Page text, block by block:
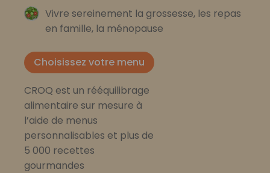
Vivre sereinement la grossesse, les repas
en famille, la ménopause
Choisissez votre menu
CROQ est un rééquilibrage
alimentaire sur mesure à
l’aide de menus
personnalisables et plus de
5 000 recettes
gourmandes